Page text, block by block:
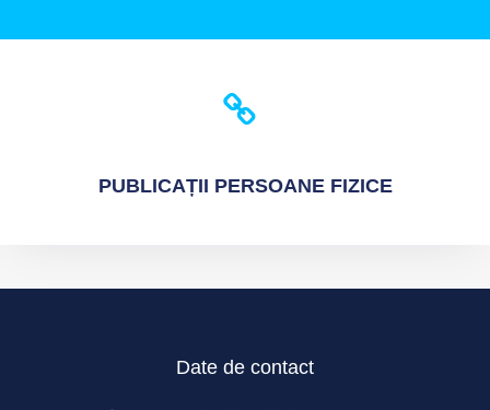
PUBLICAȚII PERSOANE FIZICE
Date de contact